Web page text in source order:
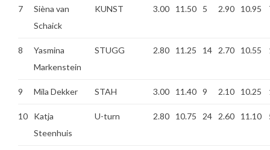
7
Sièna van
Schaick
KUNST 3.00 11.50 5 2.90 10.95
8
Yasmina
Markenstein
STUGG 2.80 11.25 14 2.70 10.55
9 Mila Dekker STAH 3.00 11.40 9 2.10 10.25
10
Katja
Steenhuis
U-turn 2.80 10.75 24 2.60 11.10